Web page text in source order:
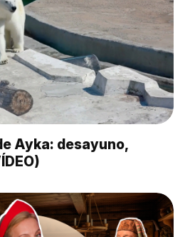
Ayka: desayuno,